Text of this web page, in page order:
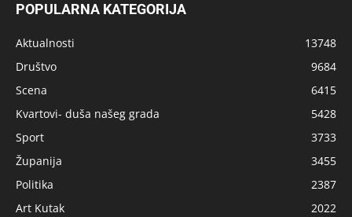
POPULARNA KATEGORIJA
Aktualnosti
13748
Društvo
9684
Scena
6415
Kvartovi- duša našeg grada
5428
Sport
3733
Županija
3455
Politika
2387
Art Kutak
2022